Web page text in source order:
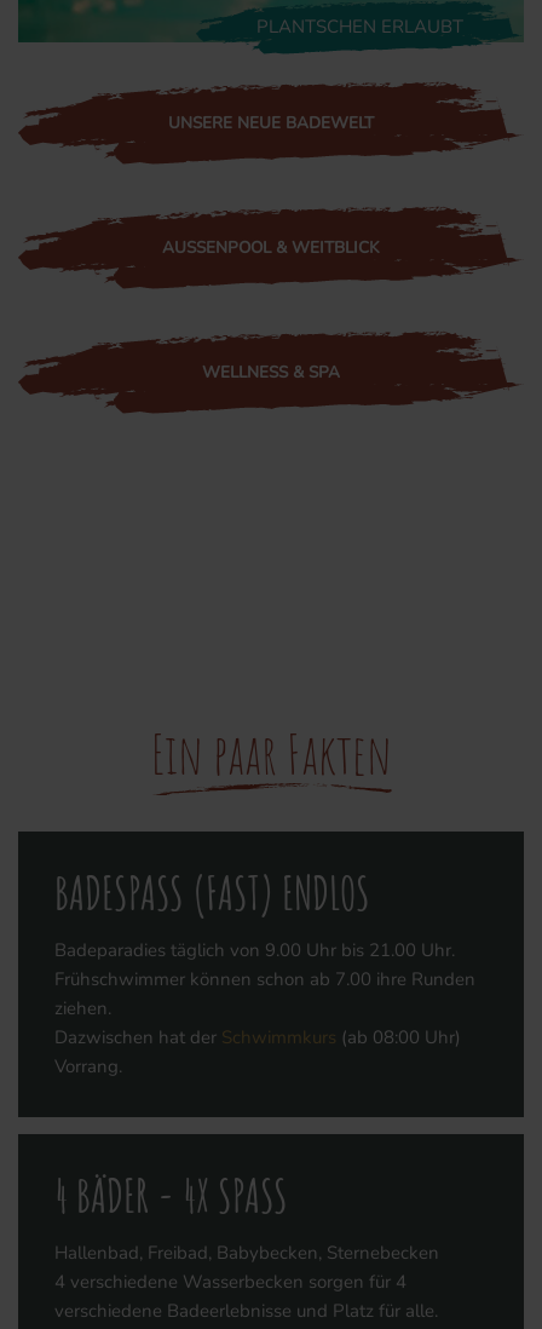
PLANTSCHEN ERLAUBT
UNSERE NEUE BADEWELT
AUSSENPOOL & WEITBLICK
WELLNESS & SPA
Ein paar Fakten
BADESPASS (FAST) ENDLOS
Badeparadies täglich von 9.00 Uhr bis 21.00 Uhr.
Frühschwimmer können schon ab 7.00 ihre Runden
ziehen.
Dazwischen hat der Schwimmkurs (ab 08:00 Uhr)
Vorrang.
4 BÄDER - 4X SPASS
Hallenbad, Freibad, Babybecken, Sternebecken
4 verschiedene Wasserbecken sorgen für 4
verschiedene Badeerlebnisse und Platz für alle.